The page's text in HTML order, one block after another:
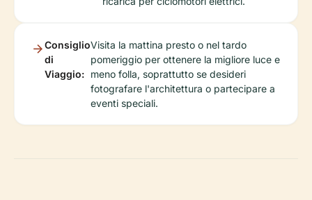
Consiglio
di
Viaggio:
Visita la mattina presto o nel tardo
pomeriggio per ottenere la migliore luce e
meno folla, soprattutto se desideri
fotografare l'architettura o partecipare a
eventi speciali.